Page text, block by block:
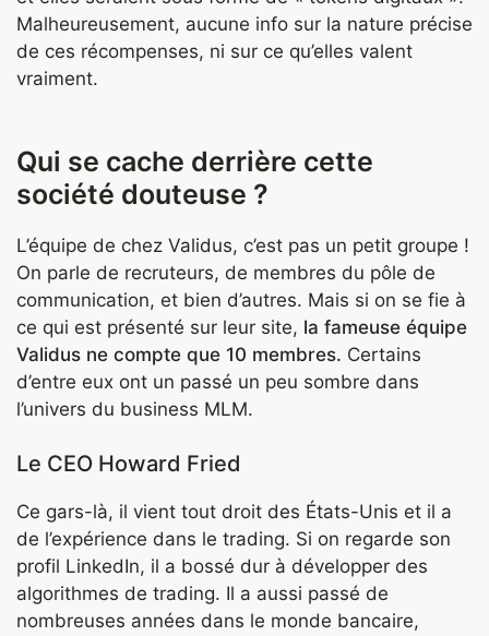
Malheureusement, aucune info sur la nature précise
de ces récompenses, ni sur ce qu’elles valent
vraiment.
Qui se cache derrière cette
société douteuse ?
L’équipe de chez Validus, c’est pas un petit groupe !
On parle de recruteurs, de membres du pôle de
communication, et bien d’autres. Mais si on se fie à
ce qui est présenté sur leur site, la fameuse équipe
Validus ne compte que 10 membres. Certains
d’entre eux ont un passé un peu sombre dans
l’univers du business MLM.
Le CEO Howard Fried
Ce gars-là, il vient tout droit des États-Unis et il a
de l’expérience dans le trading. Si on regarde son
profil LinkedIn, il a bossé dur à développer des
algorithmes de trading. Il a aussi passé de
nombreuses années dans le monde bancaire,